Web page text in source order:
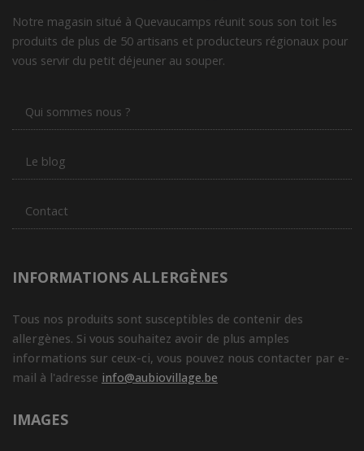
Notre magasin situé à Quevaucamps réunit sous son toit les
produits de plus de 50 artisans et producteurs régionaux pour
vous servir du petit déjeuner au souper.
Qui sommes nous ?
Le blog
Contact
INFORMATIONS ALLERGÈNES
Tous nos produits sont susceptibles de contenir des
allergènes. Si vous souhaitez avoir de plus amples
informations sur ceux-ci, vous pouvez nous contacter par e-
mail à l'adresse info@aubiovillage.be
IMAGES